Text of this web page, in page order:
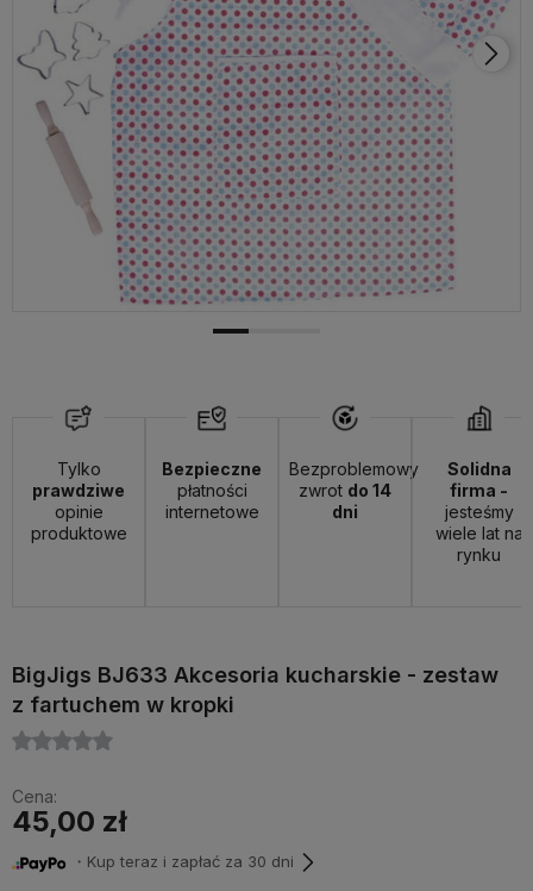
Tylko
prawdziwe
opinie
produktowe
Bezpieczne
płatności
internetowe
Bezproblemowy
zwrot do 14
dni
Solidna
firma -
jesteśmy
wiele lat na
rynku
BigJigs BJ633 Akcesoria kucharskie - zestaw
z fartuchem w kropki
Cena:
45,00 zł
・Kup teraz i zapłać za 30 dni